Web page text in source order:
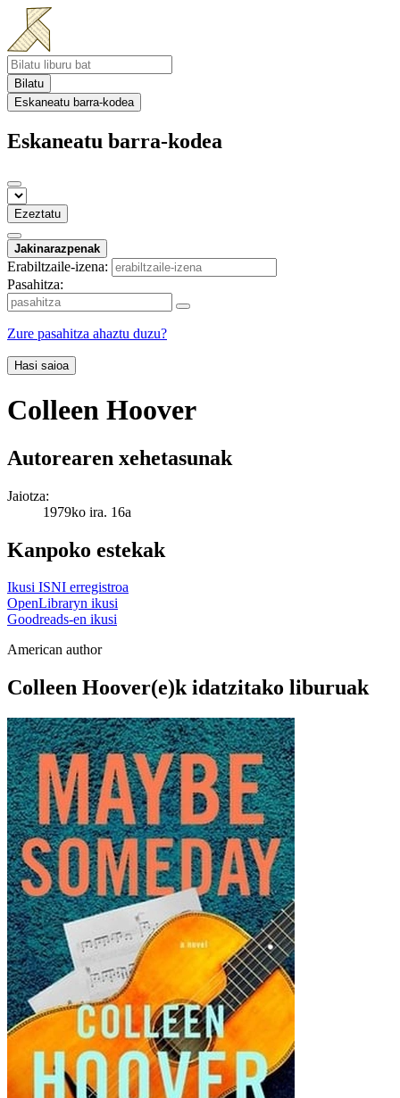
Bilatu
Eskaneatu barra-kodea
Eskaneatu barra-kodea
Ezeztatu
Jakinarazpenak
Erabiltzaile-izena:
Pasahitza:
Zure pasahitza ahaztu duzu?
Hasi saioa
Colleen Hoover
Autorearen xehetasunak
Jaiotza:
1979ko ira. 16a
Kanpoko estekak
Ikusi ISNI erregistroa
OpenLibraryn ikusi
Goodreads-en ikusi
American author
Colleen Hoover(e)k idatzitako liburuak